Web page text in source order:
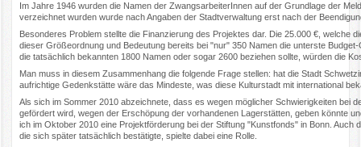
Im Jahre 1946 wurden die Namen der ZwangsarbeiterInnen auf der Grundlage der
verzeichnet wurden wurde nach Angaben der Stadtverwaltung erst nach der
Besonderes Problem stellte die Finanzierung des Projektes dar. Die 25.000 €,
dieser Größeordnung und Bedeutung bereits bei "nur" 350 Namen die unterste
die tatsächlich bekannten 1800 Namen oder sogar 2600 beziehen sollte, würden die
Man muss in diesem Zusammenhang die folgende Frage stellen: hat die Stadt
aufrichtige Gedenkstätte wäre das Mindeste, was diese Kulturstadt mit international
Als sich im Sommer 2010 abzeichnete, dass es wegen möglicher Schwierigkeiten bei
gefördert wird, wegen der Erschöpung der vorhandenen Lagerstätten, geben könnte
ich im Oktober 2010 eine Projektförderung bei der Stiftung "Kunstfonds" in Bonn.
die sich später tatsächlich bestätigte, spielte dabei eine Rolle.